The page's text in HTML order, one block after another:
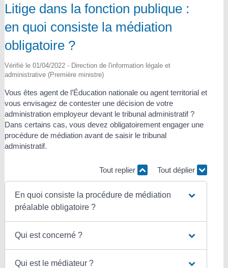
Litige dans la fonction publique :
en quoi consiste la médiation
obligatoire ?
Vérifié le 01/04/2022 - Direction de l'information légale et
administrative (Première ministre)
Vous êtes agent de l’Éducation nationale ou agent territorial et
vous envisagez de contester une décision de votre
administration employeur devant le tribunal administratif ?
Dans certains cas, vous devez obligatoirement engager une
procédure de médiation avant de saisir le tribunal
administratif.
Tout replier Tout déplier
En quoi consiste la procédure de médiation
préalable obligatoire ?
Qui est concerné ?
Qui est le médiateur ?